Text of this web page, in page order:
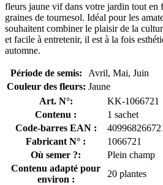
fleurs jaune vif dans votre jardin tout en
graines de tournesol. Idéal pour les
souhaitent combiner le plaisir de la
et facile à entretenir, il est à la fois
automne.
Période de semis:
Avril, Mai, Juin
Couleur des fleurs: Jaune
Art. N°:
KK-1066721
Contenu :
1 sachet
Code-barres EAN :
Fabricant N° :
1066721
Où semer ?:
Plein champ
Contenu adapté pour
environ :
20 plantes